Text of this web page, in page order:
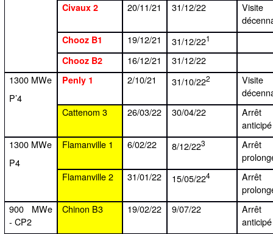
Civaux 2 20/11/21 31/12/22
Visite
Chooz B1 19/12/21 31/12/221
Chooz B2 16/12/21
31/12/22
1300 MWe
P’4
Penly 1 2/10/21 31/10/222
Visite
Cattenom 3
26/03/22 30/04/22
Arrêt
anticipé
1300 MWe
P4
Flamanville 1 6/02/22 8/12/223
Arrêt
Flamanville 2
31/01/22 15/05/224
Arrêt
900 MWe
- CP2
Chinon B3 19/02/22 9/07/22
Arrêt
anticipé